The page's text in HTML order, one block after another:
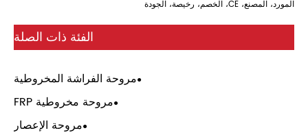
المورد، المصنع، CE، الخصم، رخيصة، الجودة
الفئة ذات الصلة
مروحة الفراشة المخروطية
مروحة مخروطية FRP
مروحة الإعصار